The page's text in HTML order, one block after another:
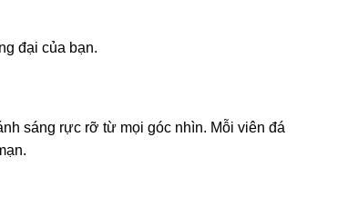
đại của bạn.
sáng rực rỡ từ mọi góc nhìn. Mỗi viên đá